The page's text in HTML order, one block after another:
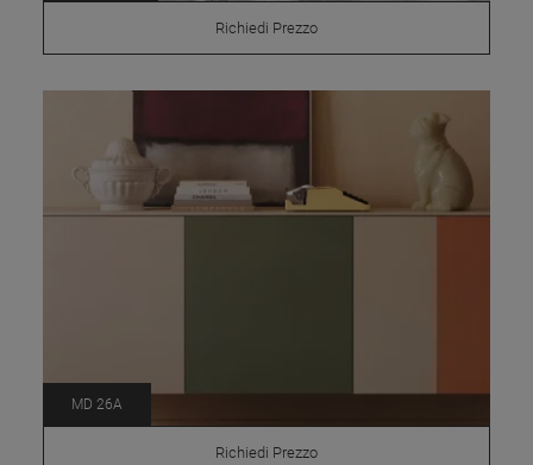
Richiedi Prezzo
MD 26A
Richiedi Prezzo